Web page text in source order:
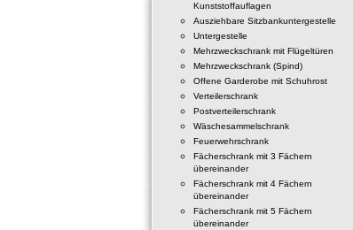
Kunststoffauflagen
Ausziehbare Sitzbankuntergestelle
Untergestelle
Mehrzweckschrank mit Flügeltüren
Mehrzweckschrank (Spind)
Offene Garderobe mit Schuhrost
Verteilerschrank
Postverteilerschrank
Wäschesammelschrank
Feuerwehrschrank
Fächerschrank mit 3 Fächern
übereinander
Fächerschrank mit 4 Fächern
übereinander
Fächerschrank mit 5 Fächern
übereinander